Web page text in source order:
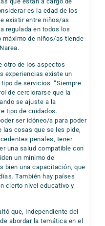
es la edad de los
existir entre niños/as
regulada en todos los
máximo de niños/as tiende
otro de los aspectos
experiencias existe un
de servicios. “Siempre
de cerciorarse que la
se ajuste a la
tipo de cuidados.
ser idóneo/a para poder
las cosas que se les pide,
penales, tener
una salud compatible con
un mínimo de
bien una capacitación, que
También hay países
cierto nivel educativo y
que, independiente del
abordar la temática en el